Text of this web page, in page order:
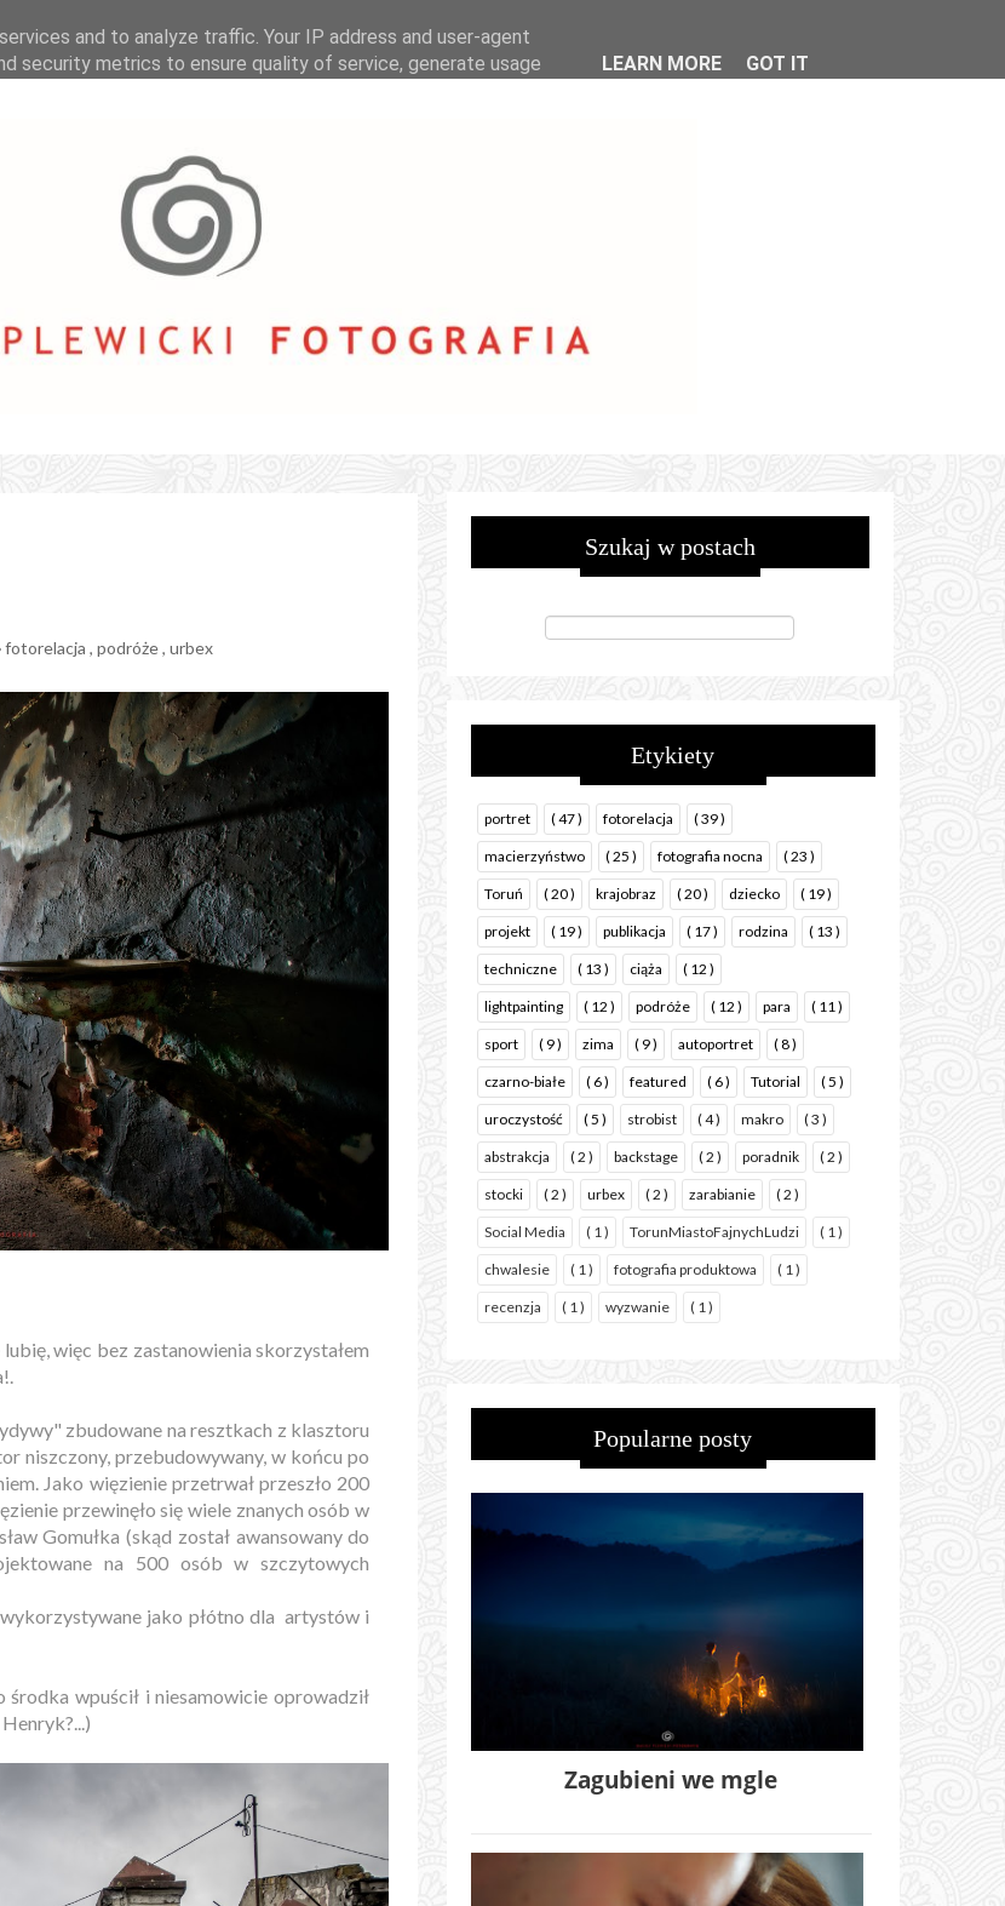
fotorelacja , podróże, urbex
więc bez zastanowienia skorzystałem
zbudowane na resztkach z klasztoru
niszczony, przebudowywany, w końcu po
Jako więzienie przetrwał przeszło 200
przewinęło się wiele znanych osób w
Gomułka (skąd został awansowany do
na 500 osób w szczytowych
jako płótno dla artystów i
wpuścił i niesamowicie oprowadził
Szukaj w postach
Etykiety
portret ( 47 ) fotorelacja ( 39 )
macierzyństwo ( 25 ) fotografia nocna ( 23 )
Toruń ( 20 ) krajobraz ( 20 ) dziecko ( 19 )
projekt ( 19 ) publikacja ( 17 ) rodzina ( 13 )
techniczne ( 13 ) ciąża ( 12 )
lightpainting ( 12 ) podróże ( 12 ) para ( 11 )
sport ( 9 ) zima ( 9 ) autoportret ( 8 )
czarno-białe ( 6 ) featured ( 6 ) Tutorial ( 5 )
uroczystość ( 5 ) strobist ( 4 ) makro ( 3 )
abstrakcja ( 2 ) backstage ( 2 ) poradnik ( 2 )
stocki ( 2 ) urbex ( 2 ) zarabianie ( 2 )
Social Media ( 1 ) TorunMiastoFajnychLudzi ( 1 )
chwalesie ( 1 ) fotografia produktowa ( 1 )
recenzja ( 1 ) wyzwanie ( 1 )
Popularne posty
Zagubieni we mgle
and to analyze traffic. Your IP address and user-agent
security metrics to ensure quality of service, generate usage
LEARN MORE GOT IT